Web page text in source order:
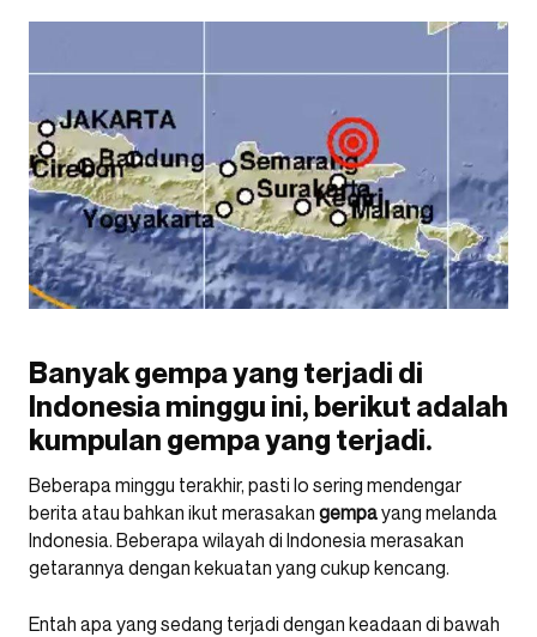
Banyak gempa yang terjadi di
Indonesia minggu ini, berikut adalah
kumpulan gempa yang terjadi.
Beberapa minggu terakhir, pasti lo sering mendengar
berita atau bahkan ikut merasakan gempayang melanda
Indonesia. Beberapa wilayah di Indonesia merasakan
getarannya dengan kekuatan yang cukup kencang.
Entah apa yang sedang terjadi dengan keadaan di bawah